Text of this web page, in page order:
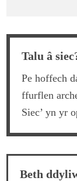
Talu â
Pe hoffech
ffurflen
Siec’ yn yr
Beth